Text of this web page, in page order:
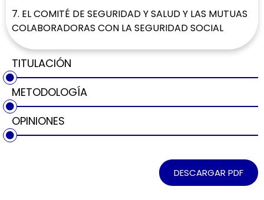
7. EL COMITÉ DE SEGURIDAD Y SALUD Y LAS MUTUAS
COLABORADORAS CON LA SEGURIDAD SOCIAL
TITULACIÓN
METODOLOGÍA
OPINIONES
DESCARGAR PDF